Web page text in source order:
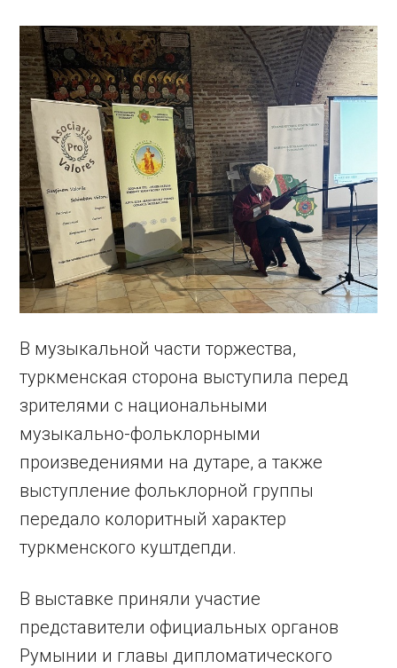
В музыкальной части торжества,
туркменская сторона выступила перед
зрителями с национальными
музыкально-фольклорными
произведениями на дутаре, а также
выступление фольклорной группы
передало колоритный характер
туркменского куштдепди.
В выставке приняли участие
представители официальных органов
Румынии и главы дипломатического